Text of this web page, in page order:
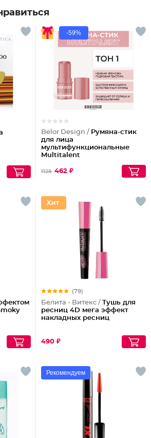
-59%
Belor Design / Румяна-стик
для лица
мультифункциональные
Multitalent
1128 462 ₽
(79)
Белита - Витекс / Тушь для
ресниц 4D мега эффект
накладных ресниц
490 ₽
Рекомендуем